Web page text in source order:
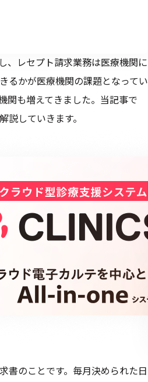
、レセプト請求業務は医療機関に
るかが医療機関の課題となってい
関も増えてきました。当記事で
説していきます。
書のことです。毎月決められた日